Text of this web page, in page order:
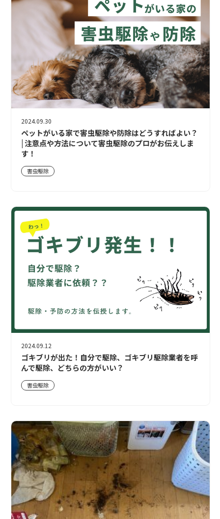
2024.09.30
ペットがいる家で害虫駆除や防除はどうすればよい？
| 注意点や方法について害虫駆除のプロがお伝えしま
す！
害虫駆除
2024.09.12
ゴキブリが出た！自分で駆除、ゴキブリ駆除業者を呼
んで駆除、どちらの方がいい？
害虫駆除